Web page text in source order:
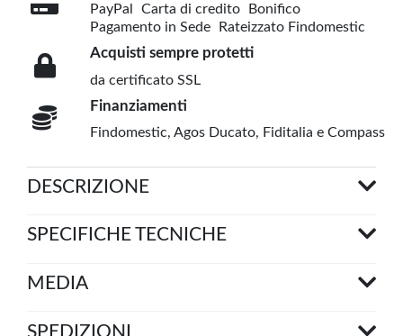
PayPal Carta di credito
Bonifico
Pagamento in Sede
Rateizzato Findomestic
Acquisti sempre protetti
da certificato SSL
Finanziamenti
Findomestic, Agos Ducato, Fiditalia e Compass
DESCRIZIONE
SPECIFICHE TECNICHE
MEDIA
SPEDIZIONI